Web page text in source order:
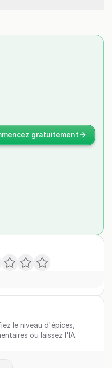
gratuitement
le niveau d'épices,
ou laissez l'IA